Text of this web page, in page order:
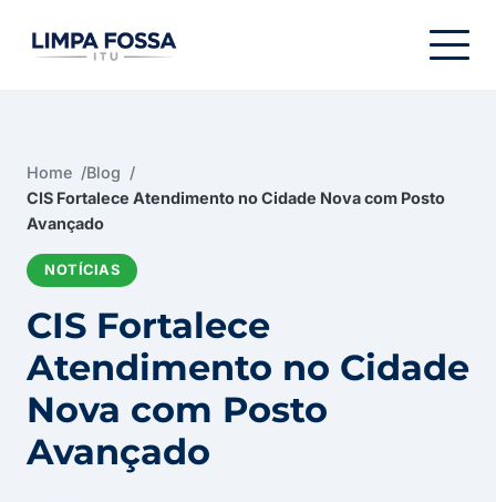
Home
Blog
CIS Fortalece Atendimento no Cidade Nova com Posto
Avançado
NOTÍCIAS
CIS Fortalece
Atendimento no Cidade
Nova com Posto
Avançado